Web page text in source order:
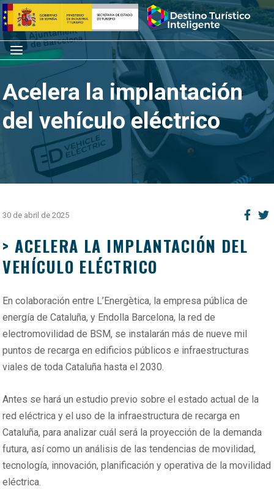
Saltar
al
contenido
Inicio
Menú
Acelera la implantación
del vehículo eléctrico
30 de abril de 2025
> ACELERA LA IMPLANTACIÓN DEL
VEHÍCULO ELÉCTRICO
En colaboración entre L’Energètica, la empresa pública de
energía de Cataluña, y Endolla Barcelona, la red de
electromovilidad de BSM, se instalarán más de nueve mil
puntos de recarga en edificios públicos e infraestructuras
viales de toda Cataluña hasta el 2030.
Antes se hará un estudio previo sobre el estado actual de la
red eléctrica y el uso de la infraestructura de recarga en
Cataluña, para analizar cuál será la proyección de la demanda
futura, así como un análisis de las tendencias de movilidad,
tecnología, innovación, planificación y operativa de la movilidad
eléctrica.